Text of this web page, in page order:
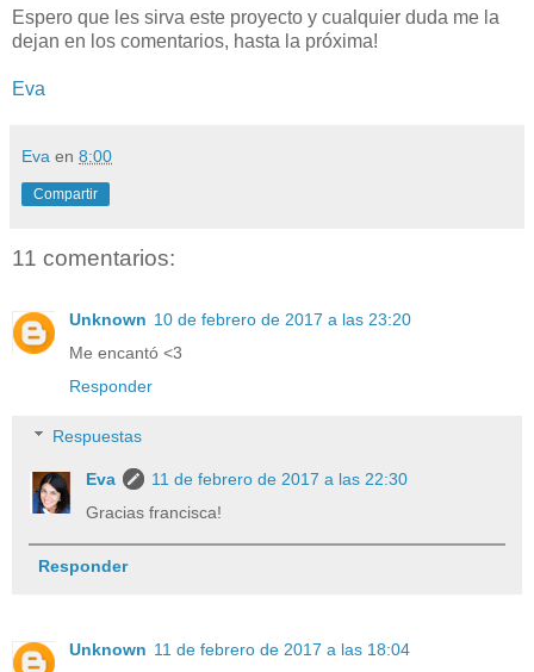
Espero que les sirva este proyecto y cualquier duda me la
dejan en los comentarios, hasta la próxima!
Eva
Eva en 8:00
Compartir
11 comentarios:
Unknown 10 de febrero de 2017 a las 23:20
Me encantó <3
Responder
Respuestas
Eva
11 de febrero de 2017 a las 22:30
Gracias francisca!
Responder
Unknown 11 de febrero de 2017 a las 18:04